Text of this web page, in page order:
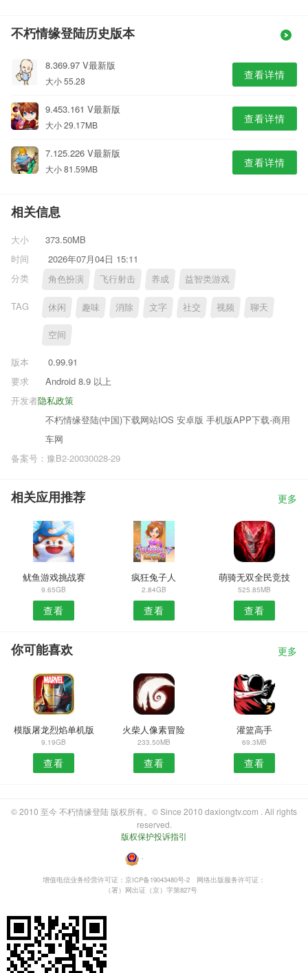
不朽情缘登陆历史版本
8.369.97 V最新版
大小 55.28 查看详情
9.453.161 V最新版
大小 29.17MB 查看详情
7.125.226 V最新版
大小 81.59MB 查看详情
相关信息
大小
373.50MB
时间
2026年07月04日 15:11
分类
角色扮演 飞行射击 养成 益智类游戏
TAG 休闲 趣味 消除 文字 社交 视频 聊天
空间
版本
0.99.91
要求
Android 8.9 以上
隐私政策
开发者
不朽情缘登陆(中国)下载网站IOS 安卓版 手机版APP下载-商用
车网
备案号：豫B2-20030028-29
相关应用推荐 更多
鱿鱼游戏挑战赛
9.65GB
查看
疯狂兔子人
2.84GB
查看
萌骑无双全民竞技
525.85MB
查看
你可能喜欢 更多
模版屠龙烈焰单机版
9.19GB
查看
火柴人像素冒险
233.50MB
查看
灌篮高手
69.3MB
查看
© 2010 至今 不朽情缘登陆 版权所有。© Since 2010 daxiongtv.com . All rights
reserved.
版权保护投诉指引
・
增值电信业务经营许可证：京ICP备19043480号-2
网络出版服务许可证：
（署）网出证（京）字第827号